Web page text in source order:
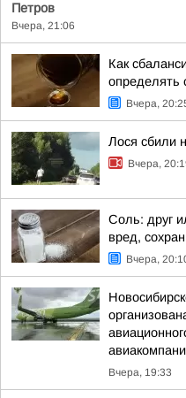
Петров
Вчера, 21:06
Как
определять
Вчера,
Лося сбили
Вчера,
Соль: друг
вред,
Вчера,
Вчера, 19:33